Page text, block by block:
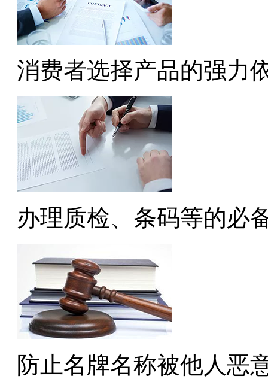
消费者选择产品的强力
办理质检、条码等的必
防止名牌名称被他人恶